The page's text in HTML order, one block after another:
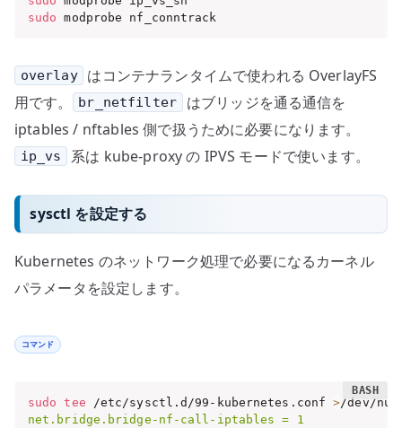
sudo modprobe nf_conntrack
overlay
はコンテナランタイムで使われる OverlayFS
用です。
br_netfilter
はブリッジを通る通信を
iptables / nftables 側で扱うために必要になります。
ip_vs 系は kube-proxy の IPVS モードで使います。
sysctl を設定する
Kubernetes のネットワーク処理で必要になるカーネル
パラメータを設定します。
コマンド
sudo tee /etc/sysctl.d/99-kubernetes.conf >/dev/
net.bridge.bridge-nf-call-iptables = 1